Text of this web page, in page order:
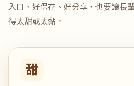
入口、好保存、好分享，也要讓長
得太甜或太黏。
甜